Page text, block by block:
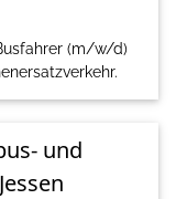
(m/w/d)
und